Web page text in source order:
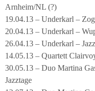
Arnheim/NL (?)
19.04.13 – Underkarl –
20.04.13 – Underkarl –
26.04.13 – Underkarl –
14.05.13 – Quartett
30.05.13 – Duo Martina
Jazztage